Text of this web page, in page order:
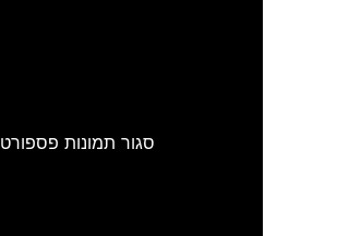
סגור תמונות פספורט